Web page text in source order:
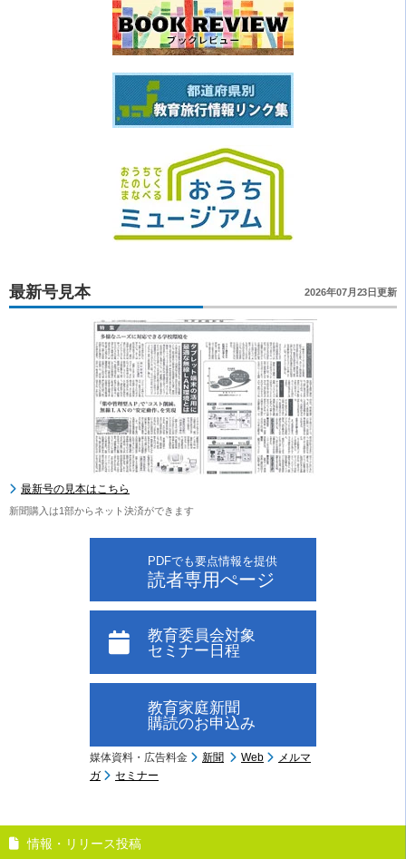
最新号見本 2026年07月23日更新
最新号の見本はこちら
新聞購入は1部からネット決済ができます
PDFでも要点情報を提供
読者専用ぺージ
教育委員会対象
セミナー日程
教育家庭新聞
購読のお申込み
媒体資料・広告料金 新聞 Web
メルマ
ガ
セミナー
情報・リリース投稿